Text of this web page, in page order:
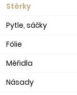
Stěrky
Pytle, sáčky
Fólie
Měřidla
Násady